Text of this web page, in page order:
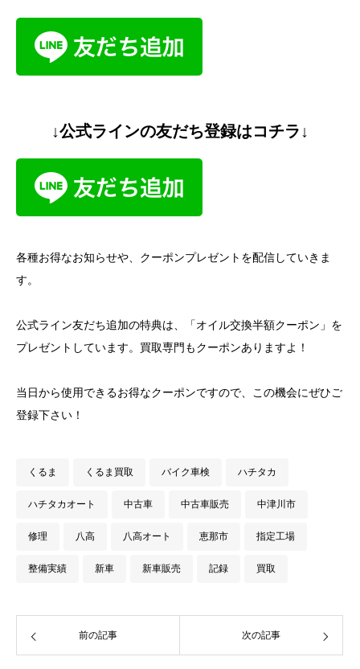
↓公式ラインの友だち登録はコチラ↓
各種お得なお知らせや、クーポンプレゼントを配信していきま
す。
公式ライン友だち追加の特典は、「オイル交換半額クーポン」を
プレゼントしています。買取専門もクーポンありますよ！
当日から使用できるお得なクーポンですので、この機会にぜひご
登録下さい！
くるま くるま買取 バイク車検 ハチタカ
ハチタカオート 中古車 中古車販売 中津川市
修理 八高 八高オート 恵那市 指定工場
整備実績 新車 新車販売 記録 買取
前の記事 次の記事